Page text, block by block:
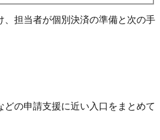
、担当者が個別決済の準備と次の手
どの申請支援に近い入口をまとめて